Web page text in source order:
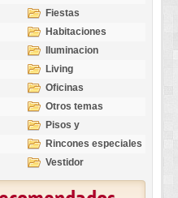
Fiestas
Habitaciones
Iluminacion
Living
Oficinas
Otros temas
Pisos y
revestimientos
Rincones especiales
Vestidor